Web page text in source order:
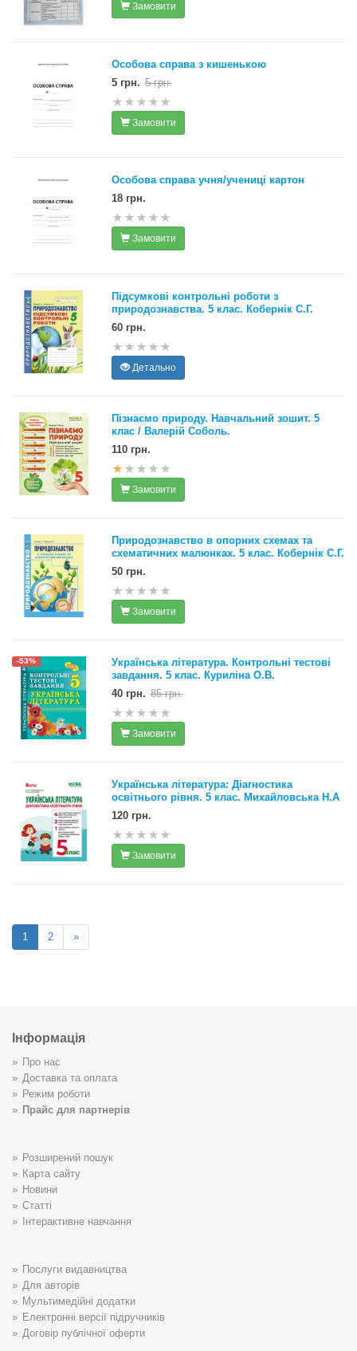
Замовити
Особова справа з кишенькою
5 грн. 5 грн.
Замовити
Особова справа учня/учениці картон
18 грн.
Замовити
Підсумкові контрольні роботи з
природознавства. 5 клас. Кобернік С.Г.
60 грн.
Детально
Пізнаємо природу. Навчальний зошит. 5
клас / Валерій Соболь.
110 грн.
Замовити
Природознавство в опорних схемах та
схематичних малюнках. 5 клас. Кобернік С.Г.
50 грн.
Замовити
-53%
Українська література. Контрольні тестові
завдання. 5 клас. Куриліна О.В.
40 грн. 85 грн.
Замовити
Українська література: Діагностика
освітнього рівня. 5 клас. Михайловська Н.А
120 грн.
Замовити
1 2 »
Інформація
Про нас
Доставка та оплата
Режим роботи
Прайс для партнерів
Розширений пошук
Карта сайту
Новини
Статті
Інтерактивне навчання
Послуги видавництва
Для авторів
Мультимедійні додатки
Електронні версії підручників
Договір публічної оферти